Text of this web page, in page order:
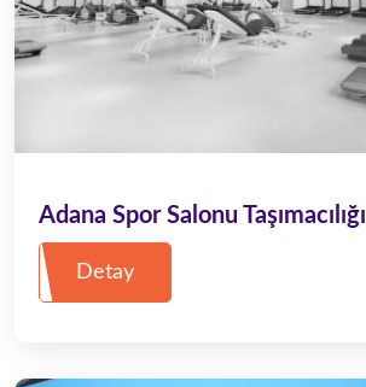
Adana Spor Salonu Taşımacılığı
Detay